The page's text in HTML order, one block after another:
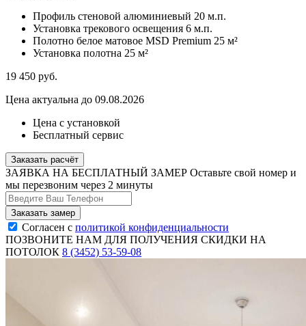
Профиль стеновой алюминиевый 20 м.п.
Установка трекового освещения 6 м.п.
Полотно белое матовое MSD Premium 25 м²
Установка полотна 25 м²
19 450 руб.
Цена актуальна до 09.08.2026
Цена с установкой
Бесплатный сервис
Заказать расчёт
ЗАЯВКА НА БЕСПЛАТНЫЙ ЗАМЕР Оставьте свой номер и
мы перезвоним через 2 минуты
Согласен с политикой конфиденциальности
ПОЗВОНИТЕ НАМ ДЛЯ ПОЛУЧЕНИЯ СКИДКИ НА
ПОТОЛОК 8 (3452) 53-59-08